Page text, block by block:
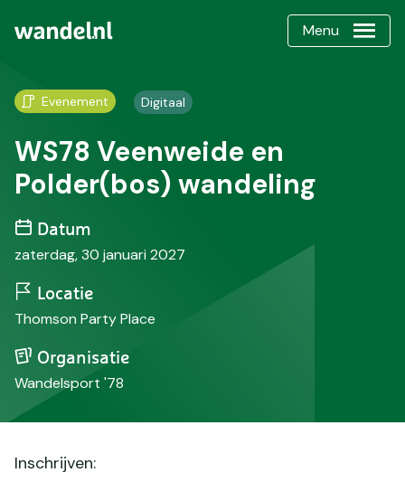
Menu
Evenement Digitaal
WS78 Veenweide en
Polder(bos) wandeling
Datum
zaterdag, 30 januari 2027
Locatie
Thomson Party Place
Organisatie
Wandelsport '78
Inschrijven: